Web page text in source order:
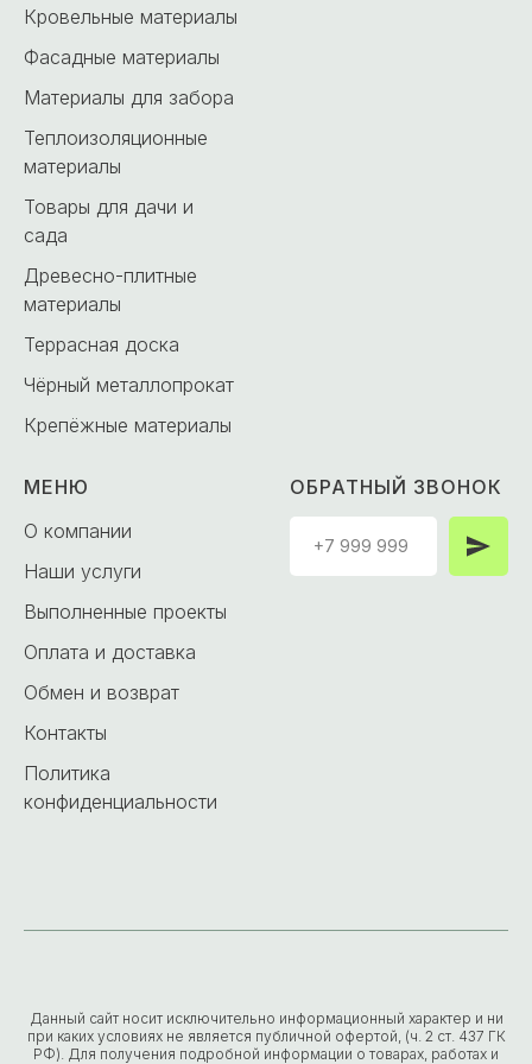
Кровельные материалы
Фасадные материалы
Материалы для забора
Теплоизоляционные
материалы
Товары для дачи и
сада
Древесно-плитные
материалы
Террасная доска
Чёрный металлопрокат
Крепёжные материалы
МЕНЮ
О компании
Наши услуги
Выполненные проекты
Оплата и доставка
Обмен и возврат
Контакты
Политика
конфиденциальности
ОБРАТНЫЙ ЗВОНОК
Данный сайт носит исключительно информационный характер и ни
при каких условиях не является публичной офертой, (ч. 2 ст. 437 ГК
РФ). Для получения подробной информации о товарах, работах и